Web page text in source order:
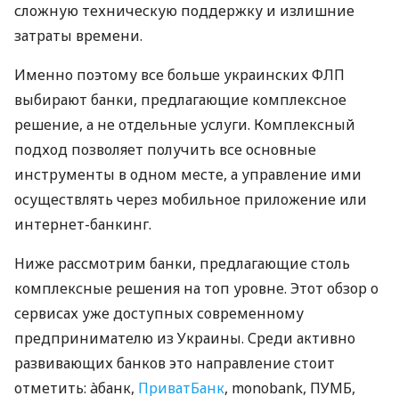
сложную техническую поддержку и излишние
затраты времени.
Именно поэтому все больше украинских ФЛП
выбирают банки, предлагающие комплексное
решение, а не отдельные услуги. Комплексный
подход позволяет получить все основные
инструменты в одном месте, а управление ими
осуществлять через мобильное приложение или
интернет-банкинг.
Ниже рассмотрим банки, предлагающие столь
комплексные решения на топ уровне. Этот обзор о
сервисах уже доступных современному
предпринимателю из Украины. Среди активно
развивающих банков это направление стоит
отметить: àбанк, ПриватБанк, monobank, ПУМБ,